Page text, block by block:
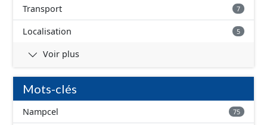
Transport 7
Localisation 5
Voir plus
Mots-clés
Nampcel 75